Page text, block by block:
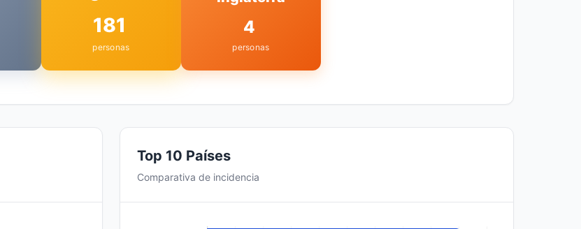
181
personas
4
personas
Top 10 Países
Comparativa de incidencia